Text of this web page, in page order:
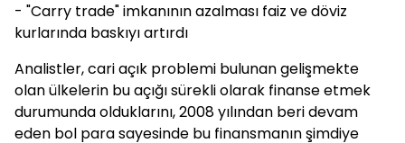
- "Carry trade" imkanının azalması faiz ve döviz
kurlarında baskıyı artırdı
Analistler, cari açık problemi bulunan gelişmekte
olan ülkelerin bu açığı sürekli olarak finanse etmek
durumunda olduklarını, 2008 yılından beri devam
eden bol para sayesinde bu finansmanın şimdiye